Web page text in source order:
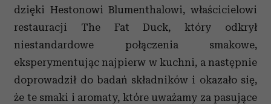
dzięki Hestonowi Blumenthalowi, właścicielowi
restauracji The Fat Duck, który odkrył
niestandardowe połączenia smakowe,
eksperymentując najpierw w kuchni, a następnie
doprowadził do badań składników i okazało się,
że te smaki i aromaty, które uważamy za pasujące